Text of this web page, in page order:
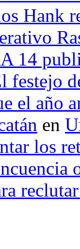
Hank
14
festejo
el año
en
los